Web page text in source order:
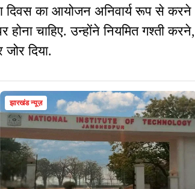
दिवस का आयोजन अनिवार्य रूप से करने
चाहिए. उन्होंने नियमित गश्ती करने,
दिया.
झारखंड न्यूज़